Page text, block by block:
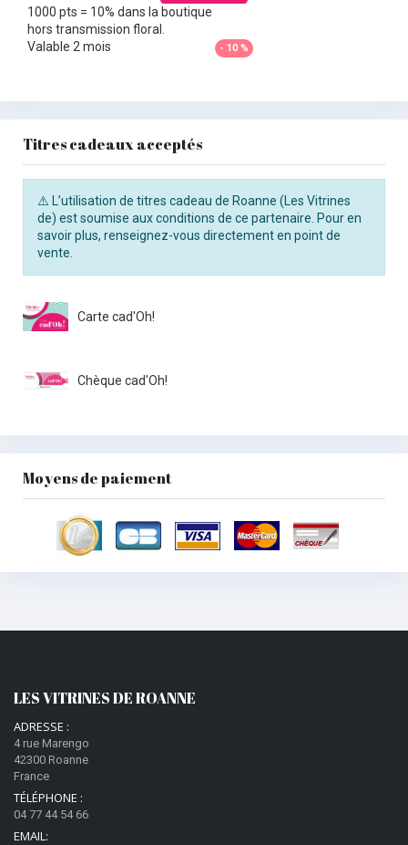
1000 pts = 10% dans la boutique
hors transmission floral.
Valable 2 mois
- 10 %
Titres cadeaux acceptés
⚠️ L’utilisation de titres cadeau de Roanne (Les Vitrines
de) est soumise aux conditions de ce partenaire. Pour en
savoir plus, renseignez-vous directement en point de
vente.
Carte cad'Oh!
Chèque cad'Oh!
Moyens de paiement
LES VITRINES DE ROANNE
ADRESSE :
4 rue Marengo
42300 Roanne
France
TÉLÉPHONE :
04 77 44 54 66
EMAIL: